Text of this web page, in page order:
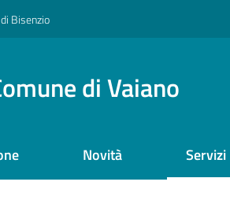
Bisenzio
di Vaiano
Novità Servizi